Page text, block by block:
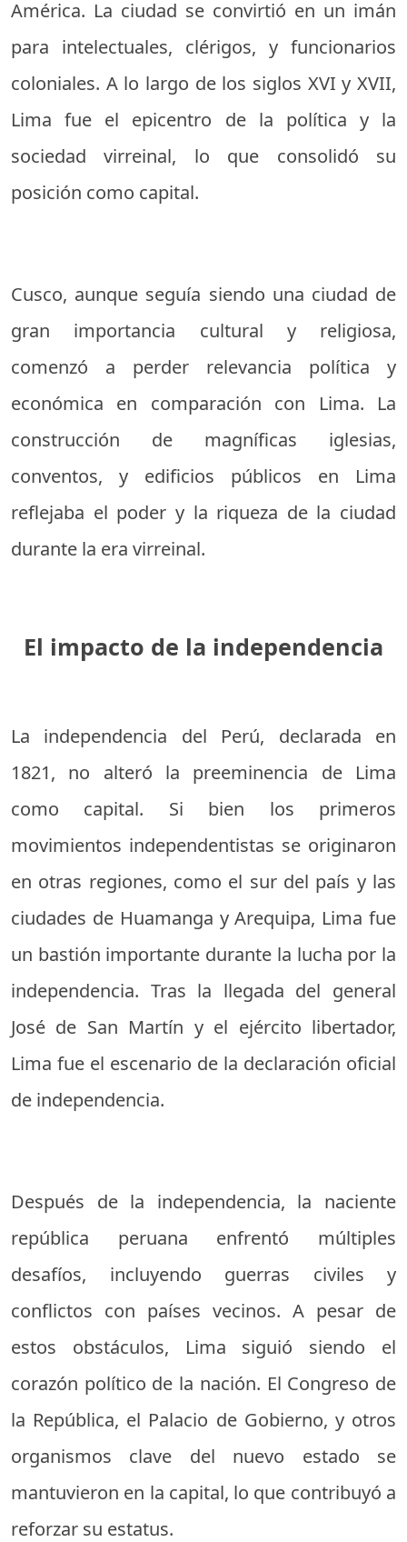
América. La ciudad se convirtió en un imán
para intelectuales, clérigos, y funcionarios
coloniales. A lo largo de los siglos XVI y XVII,
Lima fue el epicentro de la política y la
sociedad virreinal, lo que consolidó su
posición como capital.
Cusco, aunque seguía siendo una ciudad de
gran importancia cultural y religiosa,
comenzó a perder relevancia política y
económica en comparación con Lima. La
construcción de magníficas iglesias,
conventos, y edificios públicos en Lima
reflejaba el poder y la riqueza de la ciudad
durante la era virreinal.
El impacto de la independencia
La independencia del Perú, declarada en
1821, no alteró la preeminencia de Lima
como capital. Si bien los primeros
movimientos independentistas se originaron
en otras regiones, como el sur del país y las
ciudades de Huamanga y Arequipa, Lima fue
un bastión importante durante la lucha por la
independencia. Tras la llegada del general
José de San Martín y el ejército libertador,
Lima fue el escenario de la declaración oficial
de independencia.
Después de la independencia, la naciente
república peruana enfrentó múltiples
desafíos, incluyendo guerras civiles y
conflictos con países vecinos. A pesar de
estos obstáculos, Lima siguió siendo el
corazón político de la nación. El Congreso de
la República, el Palacio de Gobierno, y otros
organismos clave del nuevo estado se
mantuvieron en la capital, lo que contribuyó a
reforzar su estatus.